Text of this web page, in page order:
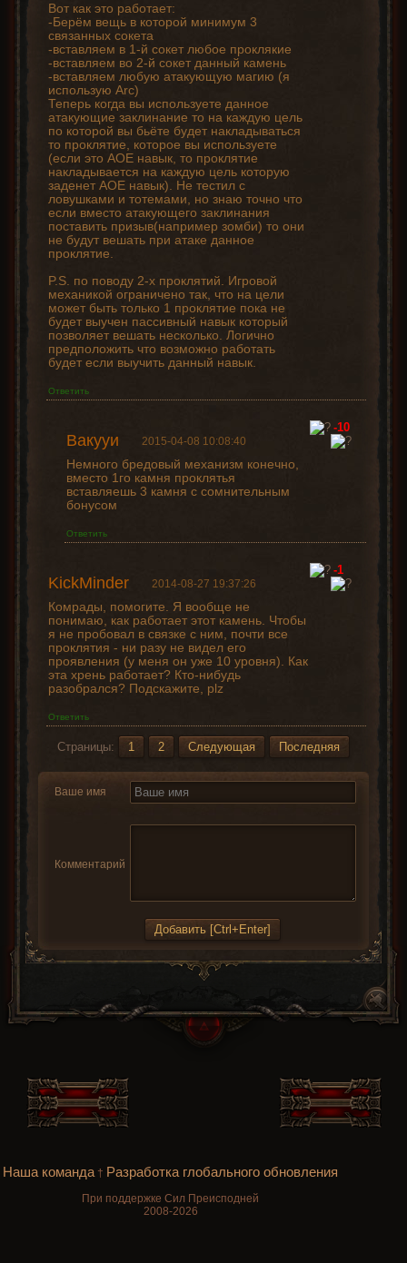
Вот как это работает:
-Берём вещь в которой минимум 3
связанных сокета
-вставляем в 1-й сокет любое проклякие
-вставляем во 2-й сокет данный камень
-вставляем любую атакующую магию (я
использую Arc)
Теперь когда вы используете данное
атакующие заклинание то на каждую цель
по которой вы бьёте будет накладываться
то проклятие, которое вы используете
(если это АОЕ навык, то проклятие
накладывается на каждую цель которую
заденет АОЕ навык). Не тестил с
ловушками и тотемами, но знаю точно что
если вместо атакующего заклинания
поставить призыв(например зомби) то они
не будут вешать при атаке данное
проклятие.
P.S. по поводу 2-х проклятий. Игровой
механикой ограничено так, что на цели
может быть только 1 проклятие пока не
будет выучен пассивный навык который
позволяет вешать несколько. Логично
предположить что возможно работать
будет если выучить данный навык.
Ответить
Вакууи 2015-04-08 10:08:40
Немного бредовый механизм конечно,
вместо 1го камня проклятья
вставляешь 3 камня с сомнительным
бонусом
Ответить
-10
KickMinder 2014-08-27 19:37:26
Комрады, помогите. Я вообще не
понимаю, как работает этот камень. Чтобы
я не пробовал в связке с ним, почти все
проклятия - ни разу не видел его
проявления (у меня он уже 10 уровня). Как
эта хрень работает? Кто-нибудь
разобрался? Подскажите, plz
Ответить
-1
Страницы: 1 2 Следующая Последняя
Ваше имя
Комментарий
Наша команда† Разработка глобального обновления
При поддержке Сил Преисподней
2008-2026